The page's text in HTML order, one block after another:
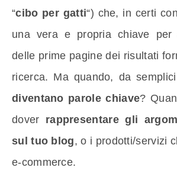
“cibo per gatti“) che, in certi
una vera e propria chiave
delle prime pagine dei risultati
ricerca. Ma quando, da
diventano parole chiave?
dover rappresentare gli
sul tuo blog, o i prodotti/servizi
e-commerce.